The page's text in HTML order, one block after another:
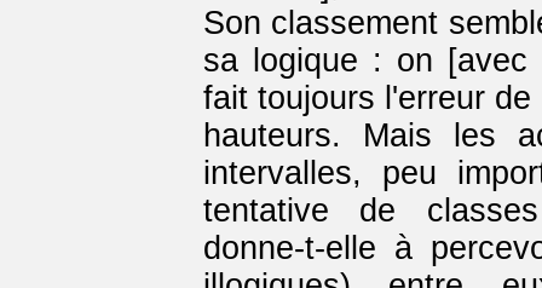
Son classement
sa logique : on [avec
fait toujours l'erreur
hauteurs. Mais les
intervalles, peu
tentative de
donne-t-elle à